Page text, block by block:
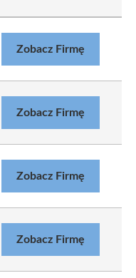
Zobacz Firmę
Zobacz Firmę
Zobacz Firmę
Zobacz Firmę